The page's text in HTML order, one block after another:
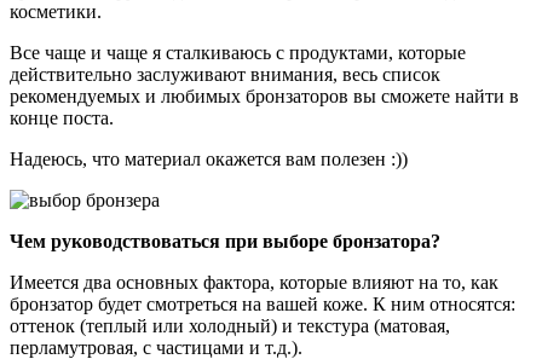
косметики.
Все чаще и чаще я сталкиваюсь с продуктами, которые
действительно заслуживают внимания, весь список
рекомендуемых и любимых бронзаторов вы сможете найти в
конце поста.
Надеюсь, что материал окажется вам полезен :))
Чем руководствоваться при выборе бронзатора?
Имеется два основных фактора, которые влияют на то, как
бронзатор будет смотреться на вашей коже. К ним относятся:
оттенок (теплый или холодный) и текстура (матовая,
перламутровая, с частицами и т.д.).